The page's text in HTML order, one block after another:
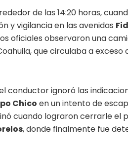
de las 14:20 horas,
y vigilancia en las avenidas
oficiales observaron una
que circulaba a exceso
conductor ignoró las
Chico en un intento de
cuando lograron cerrarle el
, donde finalmente fue